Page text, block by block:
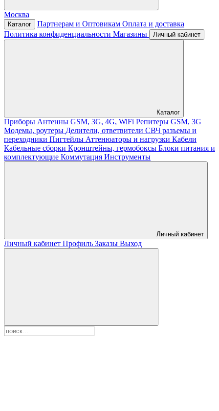
Москва
Каталог Партнерам и Оптовикам Оплата и доставка
Политика конфиденциальности Магазины Личный кабинет
Каталог
Приборы Антенны GSM, 3G, 4G, WiFi Репитеры GSM, 3G
Модемы, роутеры Делители, ответвители СВЧ разъемы и
переходники Пигтейлы Аттенюаторы и нагрузки Кабели
Кабельные сборки Кронштейны, гермобоксы Блоки питания и
комплектующие Коммутация Инструменты
Личный кабинет
Личный кабинет Профиль Заказы Выход